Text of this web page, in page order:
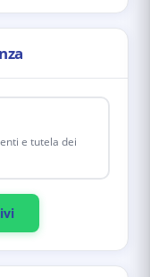
e tutela dei